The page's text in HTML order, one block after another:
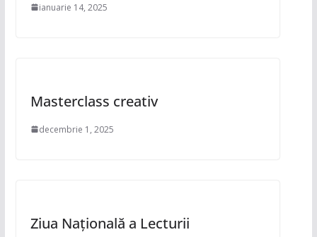
ianuarie 14, 2025
Masterclass creativ
decembrie 1, 2025
Ziua Națională a Lecturii